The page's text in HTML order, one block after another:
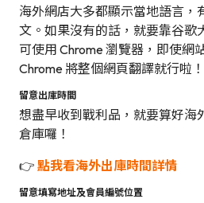
海外網店大多都顯示當地語言，
文。如果沒有的話，就要靠谷歌
可使用 Chrome 瀏覽器，即使網
Chrome 將整個網頁翻譯就行啦！
留意出庫時間
想盡早收到戰利品，就要算好海
倉庫囉！
👉 點我看海外出庫時間詳情
留意填寫地址及會員編號位置